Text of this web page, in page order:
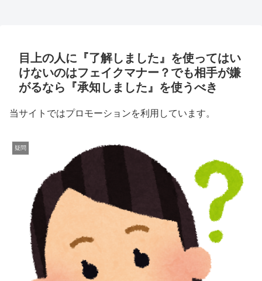
目上の人に『了解しました』を使ってはい
けないのはフェイクマナー？でも相手が嫌
がるなら『承知しました』を使うべき
当サイトではプロモーションを利用しています。
疑問